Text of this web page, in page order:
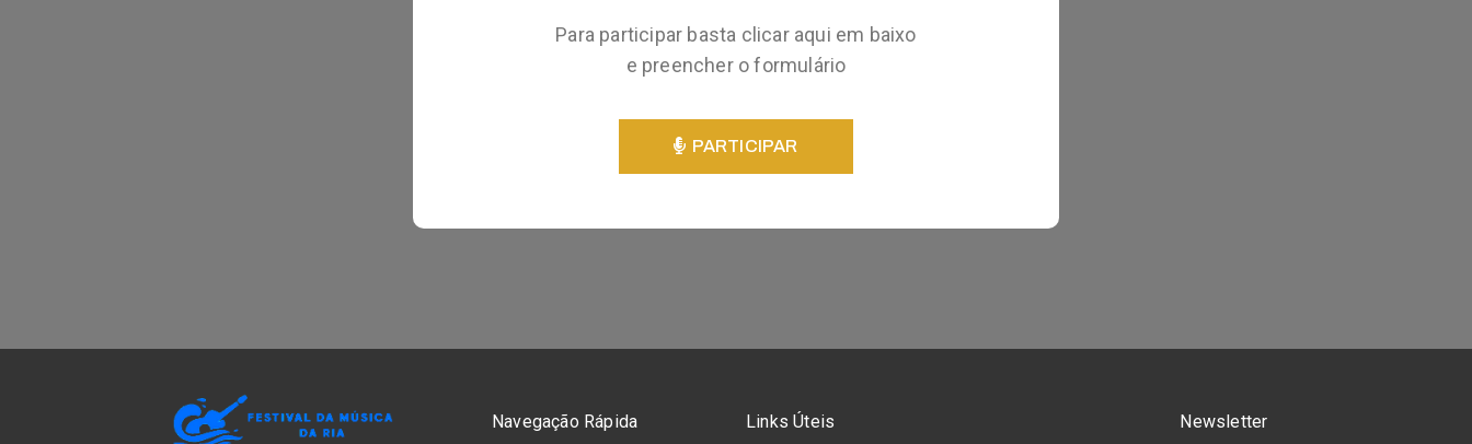
Para participar basta clicar aqui em baixo
e preencher o formulário
PARTICIPAR
Navegação Rápida Links Úteis Newsletter